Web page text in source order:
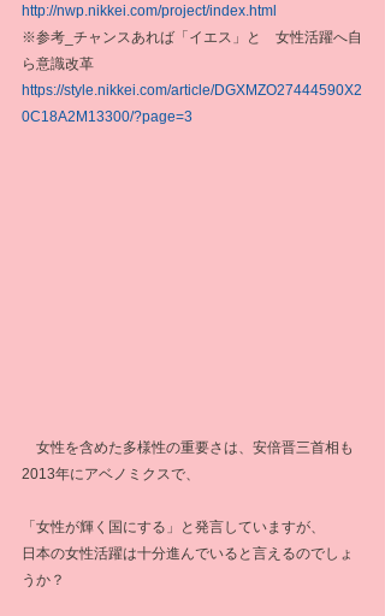
http://nwp.nikkei.com/project/index.html
※参考_チャンスあれば「イエス」と　女性活躍へ自
ら意識改革
https://style.nikkei.com/article/DGXMZO27444590X2
0C18A2M13300/?page=3
女性を含めた多様性の重要さは、安倍晋三首相も
2013年にアベノミクスで、
「女性が輝く国にする」と発言していますが、
日本の女性活躍は十分進んでいると言えるのでしょ
うか？